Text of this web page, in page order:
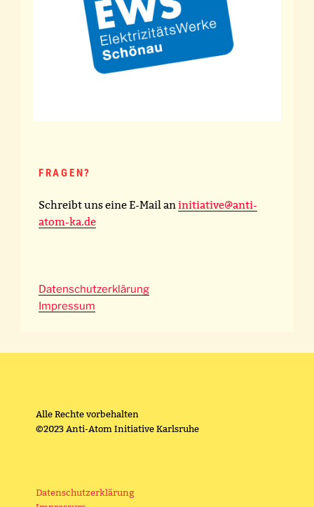
FRAGEN?
Schreibt uns eine E-Mail aninitiative@anti-
atom-ka.de
Datenschutzerklärung
Impressum
Alle Rechte vorbehalten
©2023 Anti-Atom Initiative Karlsruhe
Datenschutzerklärung